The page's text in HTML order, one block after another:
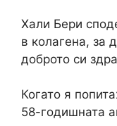
Хали Бери
в колагена, за
доброто си
Когато я
58-годишната